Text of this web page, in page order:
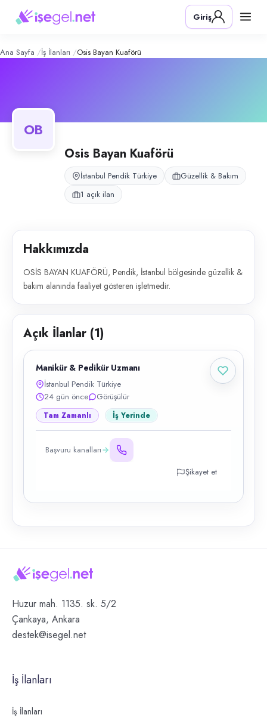
BAYAN KUAFÖRÜ – Şirket
Konum:
OSİS BAYAN KUAFÖRÜ, Pendik, İstanbul bölgesinde güzellik &
Giriş
Ana Sayfa İş İlanları Osis Bayan Kuaförü
OB
Osis Bayan Kuaförü
İstanbul Pendik Türkiye
Güzellik & Bakım
1 açık ilan
Hakkımızda
OSİS BAYAN KUAFÖRÜ, Pendik, İstanbul bölgesinde güzellik &
bakım alanında faaliyet gösteren işletmedir.
Açık İlanlar (1)
Manikür & Pedikür Uzmanı
İstanbul Pendik Türkiye
24 gün önce
Görüşülür
Tam Zamanlı İş Yerinde
Başvuru kanalları
Şikayet et
Huzur mah. 1135. sk. 5/2
Çankaya, Ankara
destek@isegel.net
İş İlanları
İş İlanları